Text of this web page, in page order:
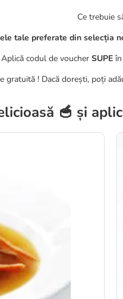
Ce trebuie
tale preferate din selecția
Aplică codul de voucherSUPE
! Dacă dorești, poți
🥣 și